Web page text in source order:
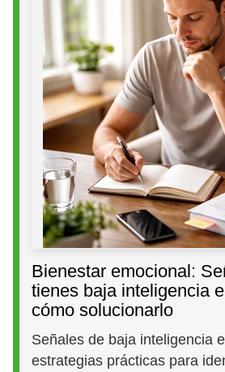
Bienestar emocional:
tienes baja inteligencia
cómo solucionarlo
Señales de baja inteligencia
estrategias prácticas para